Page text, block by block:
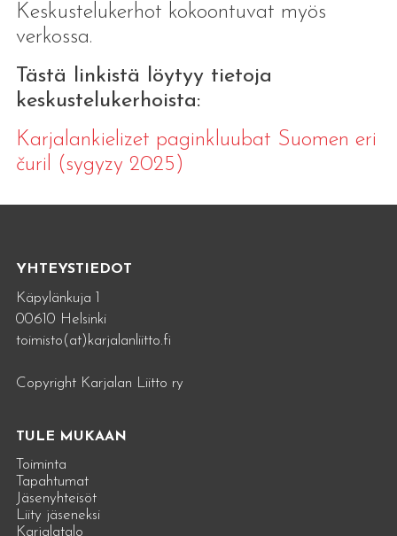
Keskustelukerhot kokoontuvat myös
verkossa.
Tästä linkistä löytyy tietoja
keskustelukerhoista:
Karjalankielizet paginkluubat Suomen eri
čuril (sygyzy 2025)
YHTEYSTIEDOT
Käpylänkuja 1
00610 Helsinki
toimisto(at)karjalanliitto.fi
Copyright Karjalan Liitto ry
TULE MUKAAN
Toiminta
Tapahtumat
Jäsenyhteisöt
Liity jäseneksi
Karjalatalo